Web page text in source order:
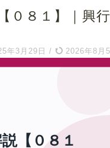
０８１】｜興行
年3月29日 / 2026年8月